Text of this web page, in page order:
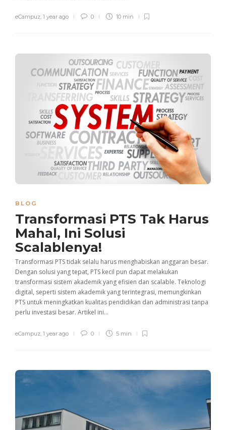
eCampuz 1 year ago 0 10 min
BLOG
Transformasi PTS Tak Harus
Mahal, Ini Solusi
Scalablenya!
Transformasi PTS tidak selalu harus menghabiskan anggaran besar.
Dengan solusi yang tepat, PTS kecil pun dapat melakukan
transformasi sistem akademik yang efisien dan scalable. Teknologi
digital, seperti sistem akademik yang terintegrasi, memungkinkan
PTS untuk meningkatkan kualitas pendidikan dan administrasi tanpa
perlu investasi besar. Artikel ini...
eCampuz 1 year ago 0 5 min